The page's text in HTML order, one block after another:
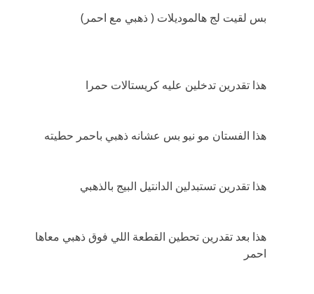
بس لقيت لج هالموديلات ( ذهبي مع احمر)
هذا تقدرين تدخلين عليه كريستالات حمرا
هذا الفستان مو نيو بس عشانه ذهبي باحمر حطيته
هذا تقدرين تستبدلين الدانتيل البيج بالذهبي
هذا بعد تقدرين تحطين القطعة اللي فوق ذهبي معاها
احمر